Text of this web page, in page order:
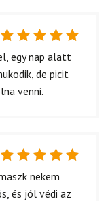
Értékelés:
5
/ 5
egy nap alatt
de picit
venni.
Értékelés:
nekem
és jól védi az